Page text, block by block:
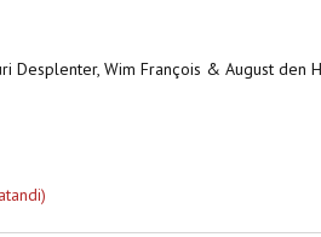
Desplenter, Wim François & August den